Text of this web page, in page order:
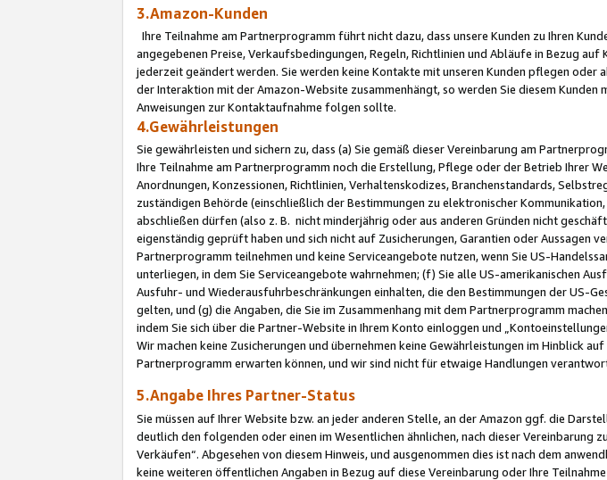
3.Amazon-Kunden
Ihre Teilnahme am Partnerprogramm führt nicht dazu, dass unsere Kunden zu Ihren
angegebenen Preise, Verkaufsbedingungen, Regeln, Richtlinien und Abläufe in Bezug
jederzeit geändert werden. Sie werden keine Kontakte mit unseren Kunden pflegen oder
der Interaktion mit der Amazon-Website zusammenhängt, so werden Sie diesem
Anweisungen zur Kontaktaufnahme folgen sollte.
4.Gewährleistungen
Sie gewährleisten und sichern zu, dass (a) Sie gemäß dieser Vereinbarung am
Ihre Teilnahme am Partnerprogramm noch die Erstellung, Pflege oder der Betrieb Ihrer
Anordnungen, Konzessionen, Richtlinien, Verhaltenskodizes, Branchenstandards,
zuständigen Behörde (einschließlich der Bestimmungen zu elektronischer
abschließen dürfen (also z. B. nicht minderjährig oder aus anderen Gründen nicht
eigenständig geprüft haben und sich nicht auf Zusicherungen, Garantien oder Aussagen
Partnerprogramm teilnehmen und keine Serviceangebote nutzen, wenn Sie US-
unterliegen, in dem Sie Serviceangebote wahrnehmen; (f) Sie alle US-amerikanischen
Ausfuhr- und Wiederausfuhrbeschränkungen einhalten, die den Bestimmungen der US-
gelten, und (g) die Angaben, die Sie im Zusammenhang mit dem Partnerprogramm
indem Sie sich über die Partner-Website in Ihrem Konto einloggen und
Wir machen keine Zusicherungen und übernehmen keine Gewährleistungen im Hinblick
Partnerprogramm erwarten können, und wir sind nicht für etwaige Handlungen
5.Angabe Ihres Partner-Status
Sie müssen auf Ihrer Website bzw. an jeder anderen Stelle, an der Amazon ggf. die
deutlich den folgenden oder einen im Wesentlichen ähnlichen, nach dieser Vereinbarung
Verkäufen“. Abgesehen von diesem Hinweis, und ausgenommen dies ist nach dem
keine weiteren öffentlichen Angaben in Bezug auf diese Vereinbarung oder Ihre